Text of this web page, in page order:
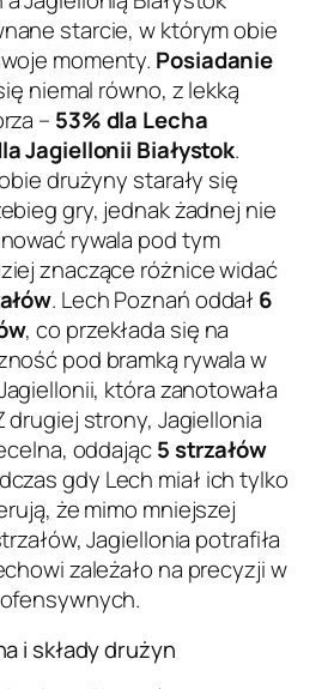
starcie, w którym obie
momenty. Posiadanie
niemal równo, z lekką
– 53% dla Lecha
Jagiellonii Białystok.
drużyny starały się
gry, jednak żadnej nie
rywala pod tym
znaczące różnice widać
. Lech Poznań oddał 6
, co przekłada się na
pod bramką rywala w
która zanotowała
drugiej strony, Jagiellonia
oddając5 strzałów
gdy Lech miał ich tylko
że mimo mniejszej
Jagiellonia potrafiła
zależało na precyzji w
i składy drużyn